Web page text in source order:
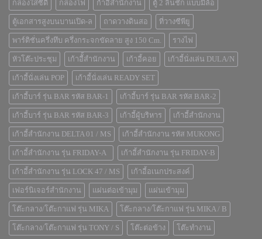
กล่องใส่ซีดี กล่องไฟ ก้าอี้สำนักงาน ตู้ 2 ลิ้นชัก แบบมีล้อ
ตู้เอกสารสูงบนบานเปิด-ล ถาดวางดินสอ ที่วางซีพียู
พาร์ติชั่นครึ่งทึบ ครึ่งกระจกขัดลาย สูง 150 Cm. รางไฟ
หัวโต๊ะประชุม เก้าอีั้สำนักงาน เก้าอี้คอย เก้าอี้นั่งเล่น DULA/N
เก้าอี้นั่งเล่น POP เก้าอี้นั่งเล่น READY SET
เก้าอี้บาร์ รุ่น BAR รหัส BAR-1 เก้าอี้บาร์ รุ่น BAR รหัส BAR-2
เก้าอี้บาร์ รุ่น BAR รหัส BAR-3 เก้าอี้ผู้บริหาร เก้าอี้สำนักงาน
เก้าอี้สำนักงาน DELTA 01 / MS เก้าอี้สำนักงาน รหัส MUKONG
เก้าอี้สำนักงาน รุ่น FRIDAY-A เก้าอี้สำนักงาน รุ่น FRIDAY-B
เก้าอี้สำนักงาน รุ่น LOCK 47 / MS เก้าอี้อเนกประสงค์
เฟอร์นิเจอร์สำนักงาน แผ่นต่อเข้ามุม แผ่นเข้ามุม
โต๊ะกลาง/โต๊ะกาแฟ รุ่น MIKA โต๊ะกลาง/โต๊ะกาแฟ รุ่น MIKA / B
โต๊ะกลาง/โต๊ะกาแฟ รุ่น TONY / S โต๊ะต่อข้าง โต๊ะทำงาน